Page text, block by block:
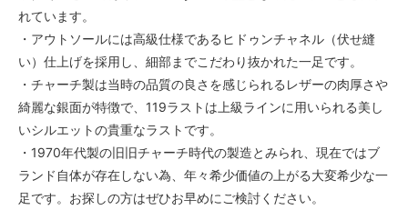
れています。
・アウトソールには高級仕様であるヒドゥンチャネル（伏せ縫
い）仕上げを採用し、細部までこだわり抜かれた一足です。
・チャーチ製は当時の品質の良さを感じられるレザーの肉厚さや
綺麗な銀面が特徴で、119ラストは上級ラインに用いられる美し
いシルエットの貴重なラストです。
・1970年代製の旧旧チャーチ時代の製造とみられ、現在ではブ
ランド自体が存在しない為、年々希少価値の上がる大変希少な一
足です。お探しの方はぜひお早めにご検討ください。